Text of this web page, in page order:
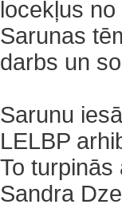
locekļus
Sarunas
darbs un
Sarunu
LELBP
To
Sandra